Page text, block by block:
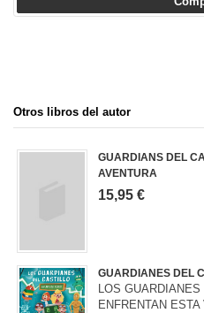
Otros libros del autor
GUARDIANS DEL
AVENTURA
15,95 €
GUARDIANES DEL
LOS
ENFRENTAN